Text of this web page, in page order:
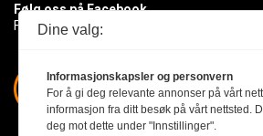
Følg oss på Facebook
Få med deg det siste innen byggebransjen
Dine valg:
Informasjonskapsler og personvern
For å gi deg relevante annonser på vårt
informasjon fra ditt besøk på vårt nettsted.
deg mot dette under "Innstillinger".